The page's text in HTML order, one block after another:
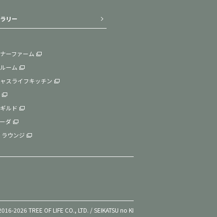
リー
ーファーム
ーム
スライフキッチン
ルド
ダ
ウンジ
2026 TREE OF LIFE CO., LTD. / SEIKATSU no KI